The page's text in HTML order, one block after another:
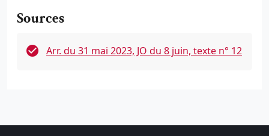
Sources
Arr. du 31 mai 2023, JO du 8 juin, texte n° 12